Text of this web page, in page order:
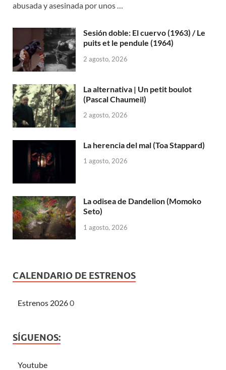
abusada y asesinada por unos …
Sesión doble: El cuervo (1963) / Le
puits et le pendule (1964)
2 agosto, 2026
La alternativa | Un petit boulot
(Pascal Chaumeil)
2 agosto, 2026
La herencia del mal (Toa Stappard)
1 agosto, 2026
La odisea de Dandelion (Momoko
Seto)
1 agosto, 2026
CALENDARIO DE ESTRENOS
Estrenos 20260
SÍGUENOS:
Youtube